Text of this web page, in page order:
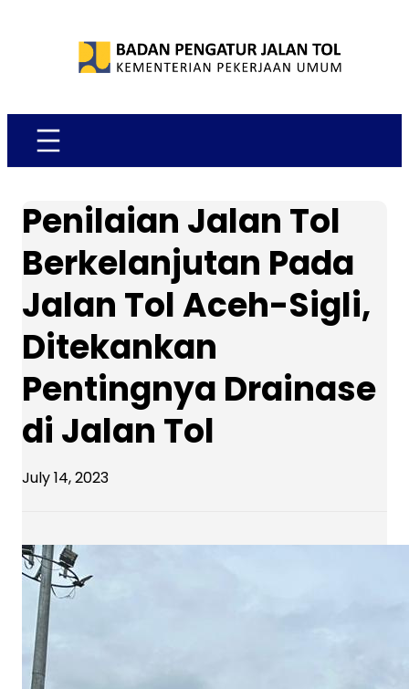
Penilaian Jalan Tol
Berkelanjutan Pada
Jalan Tol Aceh-Sigli,
Ditekankan
Pentingnya Drainase
di Jalan Tol
July 14, 2023